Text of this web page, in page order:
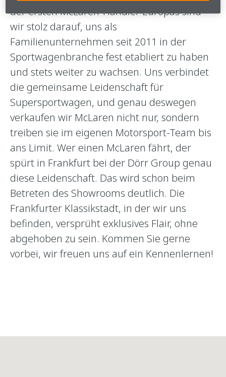
der ersten McLaren-Händler Europas sind
wir stolz darauf, uns als
Familienunternehmen seit 2011 in der
Sportwagenbranche fest etabliert zu haben
und stets weiter zu wachsen. Uns verbindet
die gemeinsame Leidenschaft für
Supersportwagen, und genau deswegen
verkaufen wir McLaren nicht nur, sondern
treiben sie im eigenen Motorsport-Team bis
ans Limit. Wer einen McLaren fährt, der
spürt in Frankfurt bei der Dörr Group genau
diese Leidenschaft. Das wird schon beim
Betreten des Showrooms deutlich. Die
Frankfurter Klassikstadt, in der wir uns
befinden, versprüht exklusives Flair, ohne
abgehoben zu sein. Kommen Sie gerne
vorbei, wir freuen uns auf ein Kennenlernen!